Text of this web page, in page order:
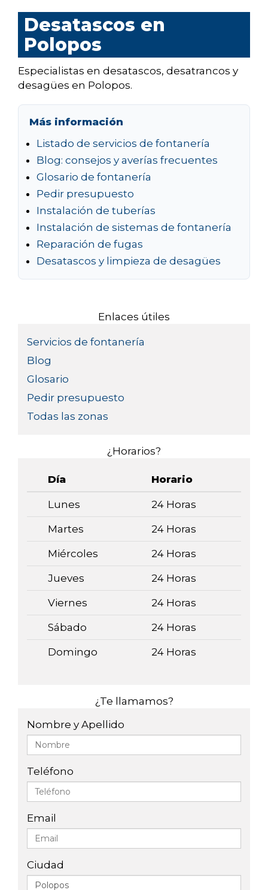
Desatascos en
Polopos
Especialistas en desatascos, desatrancos y
desagües en Polopos.
Más información
Listado de servicios de fontanería
Blog: consejos y averías frecuentes
Glosario de fontanería
Pedir presupuesto
Instalación de tuberías
Instalación de sistemas de fontanería
Reparación de fugas
Desatascos y limpieza de desagües
Enlaces útiles
Servicios de fontanería
Blog
Glosario
Pedir presupuesto
Todas las zonas
¿Horarios?
Día Horario
Lunes 24 Horas
Martes 24 Horas
Miércoles 24 Horas
Jueves 24 Horas
Viernes 24 Horas
Sábado 24 Horas
Domingo 24 Horas
¿Te llamamos?
Nombre y Apellido
Teléfono
Email
Ciudad